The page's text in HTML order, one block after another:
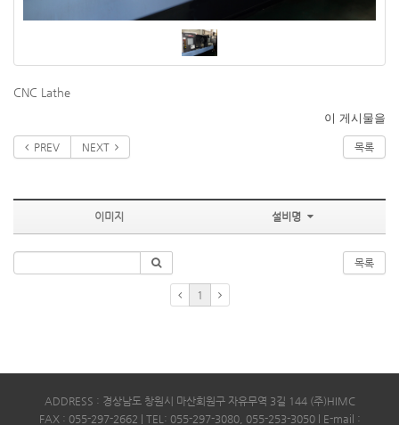
CNC Lathe
이 게시물을
PREV NEXT 목록
이미지 설비명
목록
1
ADDRESS : 경상남도 창원시 마산회원구 자유무역 3길 144 (주)HIMC
FAX : 055-297-2662 | TEL: 055-297-3080, 055-253-3050 l E-mail :